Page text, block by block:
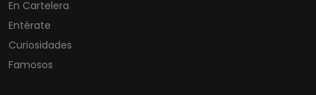
En Cartelera
Entérate
Curiosidades
Famosos